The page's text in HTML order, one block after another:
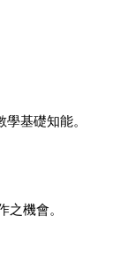
基礎知能。
機會。